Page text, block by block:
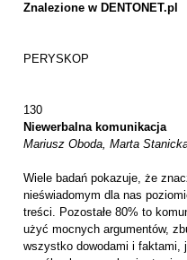
Znalezione w DENTONET.pl
PERYSKOP
130
Niewerbalna komunikacja
Mariusz Oboda, Marta
Wiele badań pokazuje, że
nieświadomym dla nas
treści. Pozostałe 80% to
użyć mocnych argumentów,
wszystko dowodami i faktami,